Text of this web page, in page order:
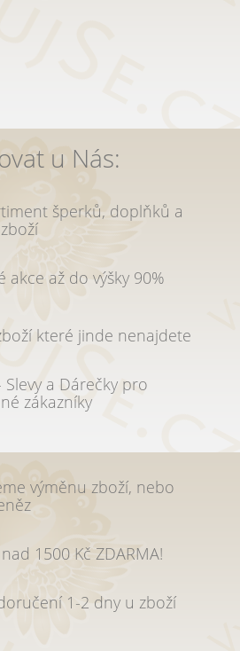
u Nás:
šperků, doplňků a
akce až do výšky 90%
které jinde nenajdete
a Dárečky pro
zákazníky
výměnu zboží, nebo
1500 Kč ZDARMA!
1-2 dny u zboží